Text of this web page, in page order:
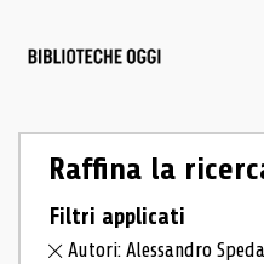
Raffina la
Filtri applicati
Autori: Alessandro